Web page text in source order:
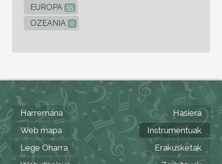
EUROPA 55
OZEANIA 0
Harremana
Web mapa
Lege Oharra
Hasiera
Instrumentuak
Erakusketak